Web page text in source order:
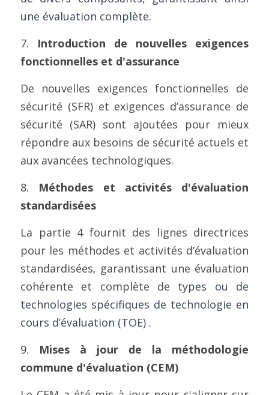
une évaluation complète.
7. Introduction de nouvelles exigences
fonctionnelles et d'assurance
De nouvelles exigences fonctionnelles de
sécurité (SFR) et exigences d’assurance de
sécurité (SAR) sont ajoutées pour mieux
répondre aux besoins de sécurité actuels et
aux avancées technologiques.
8. Méthodes et activités d'évaluation
standardisées
La partie 4 fournit des lignes directrices
pour les méthodes et activités d’évaluation
standardisées, garantissant une évaluation
cohérente et complète de types ou de
technologies spécifiques de technologie en
cours d’évaluation (TOE) .
9. Mises à jour de la méthodologie
commune d'évaluation (CEM)